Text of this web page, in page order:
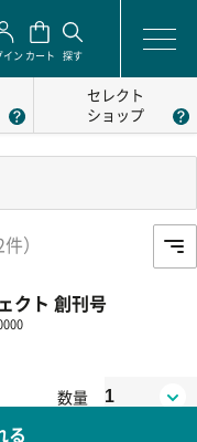
イン カート 探す
セレクト
ショップ
）
クト 創刊号
数量
る